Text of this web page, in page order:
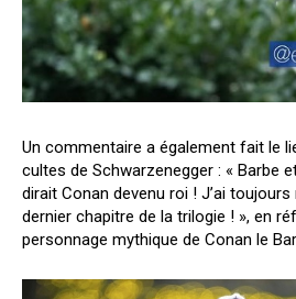
Un commentaire a également fait le
cultes de Schwarzenegger : « Barbe
dirait Conan devenu roi ! J’ai
dernier chapitre de la trilogie ! », en
personnage mythique de Conan le